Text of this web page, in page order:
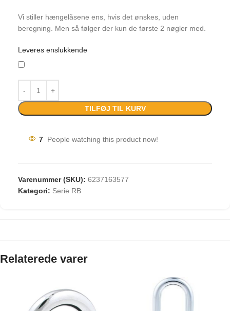
Vi stiller hængelåsene ens, hvis det ønskes, uden
beregning. Men så følger der kun de første 2 nøgler med.
Leveres enslukkende
TILFØJ TIL KURV
7 People watching this product now!
Varenummer (SKU): 6237163577
Kategori: Serie RB
Relaterede varer